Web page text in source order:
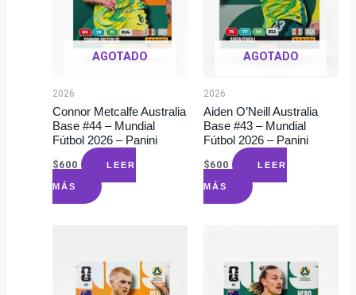
AGOTADO
2026
Connor Metcalfe Australia
Base #44 – Mundial
Fútbol 2026 – Panini
$600 LEER
MÁS
AGOTADO
2026
Aiden O’Neill Australia
Base #43 – Mundial
Fútbol 2026 – Panini
$600 LEER
MÁS